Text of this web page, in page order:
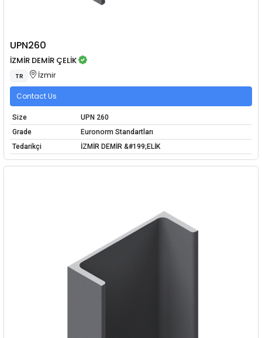
UPN260
İZMİR DEMİR ÇELİK
TR İzmir
Contact Us
Size
UPN 260
Grade
Euronorm Standartları
Tedarikçi
İZMİR DEMİR &#199;ELİK